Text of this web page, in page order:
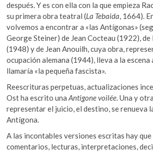
después. Y es con ella con la que empieza
su primera obra teatral (La Tebaida, 1664).
volvemos a encontrar a «las Antígonas»
George Steiner) de Jean Cocteau (1922),
(1948) y de Jean Anouilh, cuya obra,
ocupación alemana (1944), lleva a la escena
llamaría «la pequeña fascista».
Reescrituras perpetuas, actualizaciones
Ost ha escrito unaAntigone voilée. Una y
representar el juicio, el destino, se renueva
Antígona.
A las incontables versiones escritas hay
comentarios, lecturas, interpretaciones,